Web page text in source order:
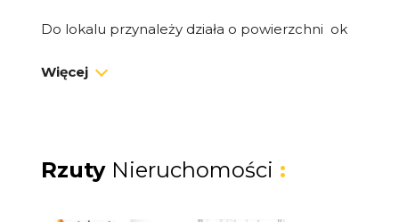
Do lokalu przynależy działa o powierzchni ok
terenów zielonych. W prężnie rozwijającej się
bliskiej odległości znajduje się przystanek SKM
Więcej
Rzuty Nieruchomości :